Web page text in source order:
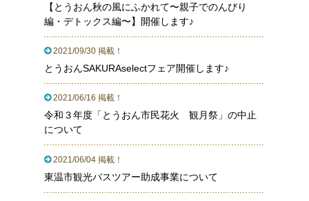
【とうおん秋の風にふかれて〜親子でのんびり
編・デトックス編〜】開催します♪
2021/09/30 掲載！
とうおんSAKURAselectフェア開催します♪
2021/06/16 掲載！
令和３年度「とうおん市民花火 観月祭」の中止
について
2021/06/04 掲載！
東温市観光バスツアー助成事業について